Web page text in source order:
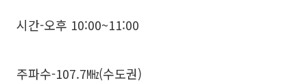
시간-오후 10:00~11:00
주파수-107.7㎒(수도권)